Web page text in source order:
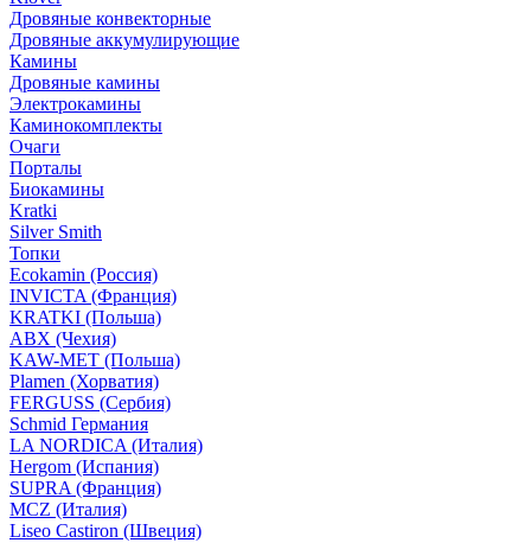
Дровяные конвекторные
Дровяные аккумулирующие
Камины
Дровяные камины
Электрокамины
Каминокомплекты
Очаги
Порталы
Биокамины
Kratki
Silver Smith
Топки
Ecokamin (Россия)
INVICTA (Франция)
KRATKI (Польша)
ABX (Чехия)
KAW-MET (Польша)
Plamen (Хорватия)
FERGUSS (Сербия)
Schmid Германия
LA NORDICA (Италия)
Hergom (Испания)
SUPRA (Франция)
MCZ (Италия)
Liseo Castiron (Швеция)